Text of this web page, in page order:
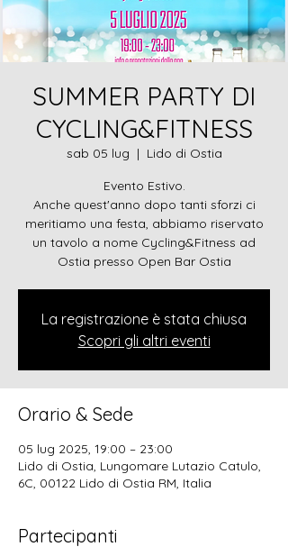
SUMMER PARTY DI
CYCLING&FITNESS
sab 05 lug
  |
Lido di Ostia
Evento Estivo.
Anche quest'anno dopo tanti sforzi ci
meritiamo una festa, abbiamo riservato
un tavolo a nome Cycling&Fitness ad
Ostia presso Open Bar Ostia
La registrazione è stata chiusa
Scopri gli altri eventi
Orario & Sede
05 lug 2025, 19:00 – 23:00
Lido di Ostia, Lungomare Lutazio Catulo,
6C, 00122 Lido di Ostia RM, Italia
Partecipanti